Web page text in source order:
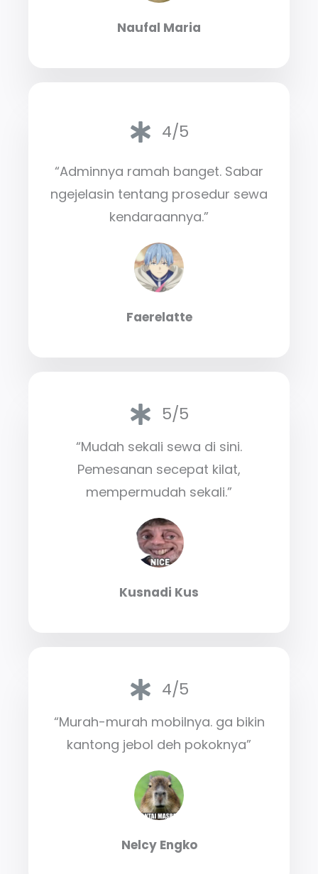
Naufal Maria
4/5
“Adminnya ramah banget. Sabar
ngejelasin tentang prosedur sewa
kendaraannya.”
Faerelatte
5/5
“Mudah sekali sewa di sini.
Pemesanan secepat kilat,
mempermudah sekali.”
Kusnadi Kus
4/5
“Murah-murah mobilnya. ga bikin
kantong jebol deh pokoknya”
Nelcy Engko